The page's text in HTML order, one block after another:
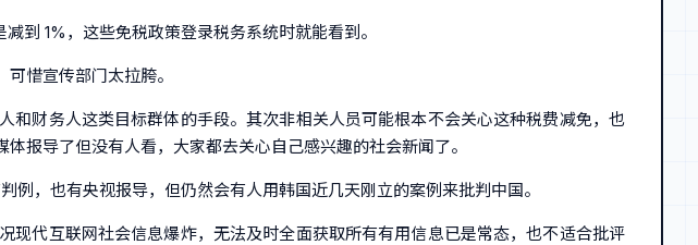
到 1%，这些免税政策登录税务系统时就能看到。
惜宣传部门太拉胯。
财务人这类目标群体的手段。其次非相关人员可能根本不会关心这种税费减免，也
报导了但没有人看，大家都去关心自己感兴趣的社会新闻了。
，也有央视报导，但仍然会有人用韩国近几天刚立的案例来批判中国。
代互联网社会信息爆炸，无法及时全面获取所有有用信息已是常态，也不适合批评